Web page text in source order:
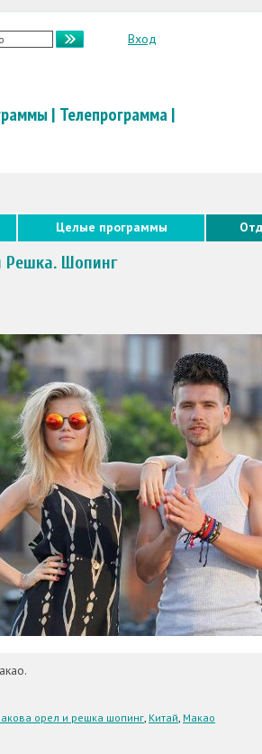
Вход
| Телепрограмма|
Целые программы
Решка. Шопинг
орел и решка шопинг, Китай, Макао